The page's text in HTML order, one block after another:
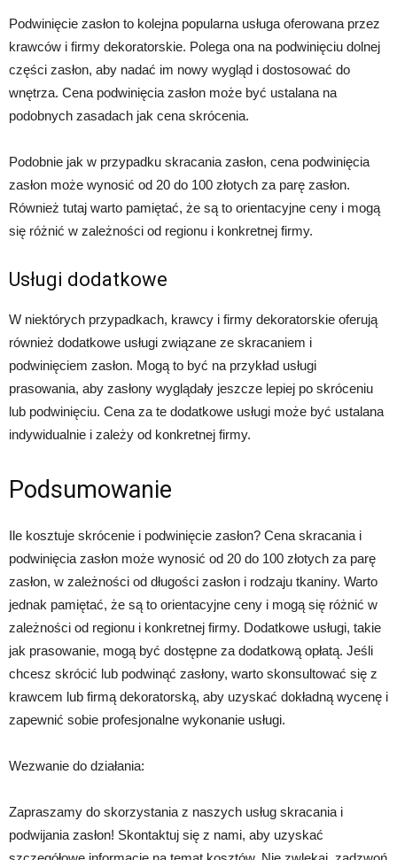
Podwinięcie zasłon to kolejna popularna usługa oferowana przez
krawców i firmy dekoratorskie. Polega ona na podwinięciu dolnej
części zasłon, aby nadać im nowy wygląd i dostosować do
wnętrza. Cena podwinięcia zasłon może być ustalana na
podobnych zasadach jak cena skrócenia.
Podobnie jak w przypadku skracania zasłon, cena podwinięcia
zasłon może wynosić od 20 do 100 złotych za parę zasłon.
Również tutaj warto pamiętać, że są to orientacyjne ceny i mogą
się różnić w zależności od regionu i konkretnej firmy.
Usługi dodatkowe
W niektórych przypadkach, krawcy i firmy dekoratorskie oferują
również dodatkowe usługi związane ze skracaniem i
podwinięciem zasłon. Mogą to być na przykład usługi
prasowania, aby zasłony wyglądały jeszcze lepiej po skróceniu
lub podwinięciu. Cena za te dodatkowe usługi może być ustalana
indywidualnie i zależy od konkretnej firmy.
Podsumowanie
Ile kosztuje skrócenie i podwinięcie zasłon? Cena skracania i
podwinięcia zasłon może wynosić od 20 do 100 złotych za parę
zasłon, w zależności od długości zasłon i rodzaju tkaniny. Warto
jednak pamiętać, że są to orientacyjne ceny i mogą się różnić w
zależności od regionu i konkretnej firmy. Dodatkowe usługi, takie
jak prasowanie, mogą być dostępne za dodatkową opłatą. Jeśli
chcesz skrócić lub podwinąć zasłony, warto skonsultować się z
krawcem lub firmą dekoratorską, aby uzyskać dokładną wycenę i
zapewnić sobie profesjonalne wykonanie usługi.
Wezwanie do działania:
Zapraszamy do skorzystania z naszych usług skracania i
podwijania zasłon! Skontaktuj się z nami, aby uzyskać